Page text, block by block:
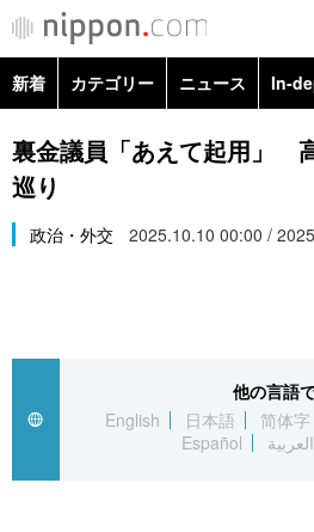
カテゴリー
経済・ビジネス
国際
トップ
アーカイブ
In-depth
Japan Data
新着 カテゴリー ニュース In-
政治・外交
経済・ビジネス
裏金議員「あえて起用」
巡り
政治・外交 2025.10.10 00:00 /
他の言語
English
日本語 简体字
Español
العربية